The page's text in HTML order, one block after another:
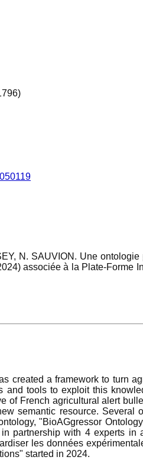
N. SAUVION. Une
associée à la Plate-Forme
created a framework to turn
and tools to exploit this
of French agricultural alert
semantic resource. Several
"BioAGgressor
partnership with 4 experts in
les données
started in 2024.